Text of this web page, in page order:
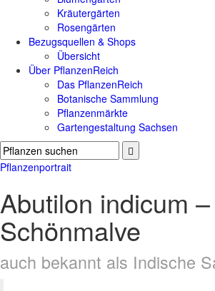
Kräutergärten
Rosengärten
Bezugsquellen & Shops
Übersicht
Über PflanzenReich
Das PflanzenReich
Botanische Sammlung
Pflanzenmärkte
Gartengestaltung Sachsen
Pflanzenportrait
Abutilon indicum
Schönmalve
auch bekannt als Indische